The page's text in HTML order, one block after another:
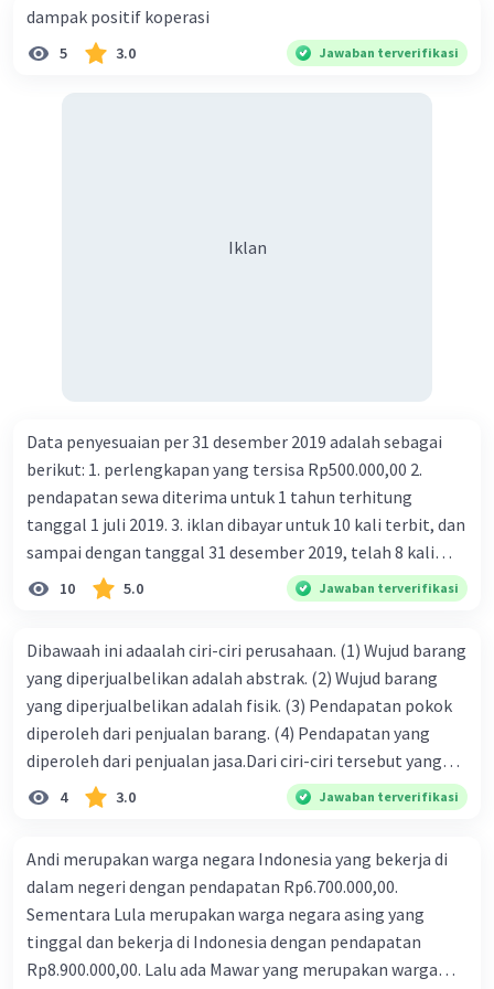
dampak positif koperasi
5 3.0 Jawaban terverifikasi
Iklan
Data penyesuaian per 31 desember 2019 adalah sebagai
berikut: 1. perlengkapan yang tersisa Rp500.000,00 2.
pendapatan sewa diterima untuk 1 tahun terhitung
tanggal 1 juli 2019. 3. iklan dibayar untuk 10 kali terbit, dan
sampai dengan tanggal 31 desember 2019, telah 8 kali
terbit. 4. gaji terutang untuk periode berjalan sebesar
Rp800.000,00 dari data di atas, pencatatan jurnal pembalik
10 5.0 Jawaban terverifikasi
Dibawaah ini adaalah ciri-ciri perusahaan. (1) Wujud barang
yang diperjualbelikan adalah abstrak. (2) Wujud barang
yang diperjualbelikan adalah fisik. (3) Pendapatan pokok
diperoleh dari penjualan barang. (4) Pendapatan yang
diperoleh dari penjualan jasa.Dari ciri-ciri tersebut yang
merupakan ciri dari perusahaan dagang ditunjukan pada
nomor…. a. 1 dan 3 b. 3 dan 4 c. 2 dan 3 d. 1 dan 2 e. 2 dan 4
4 3.0 Jawaban terverifikasi
Andi merupakan warga negara Indonesia yang bekerja di
dalam negeri dengan pendapatan Rp6.700.000,00.
Sementara Lula merupakan warga negara asing yang
tinggal dan bekerja di Indonesia dengan pendapatan
Rp8.900.000,00. Lalu ada Mawar yang merupakan warga